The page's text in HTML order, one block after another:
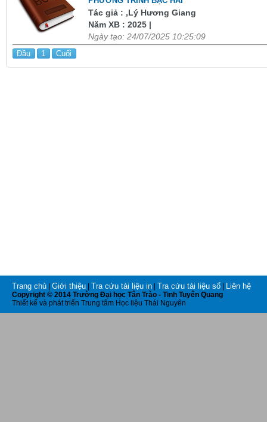
Tác giả : ,Lý Hương Giang
Năm XB : 2025 |
Ngày tạo: 24/07/2025 10:25:09
Đầu 1 Cuối
Trang chủ Giới thiệu Tra cứu tài liệu in Tra cứu tài liệu số Liên hệ
Copyright © 2014 Trường Đại học Tân Trào - Tinh Tuyên Quang
Thiết kế và phát triển Trung tâm Học liệu Thái Nguyên